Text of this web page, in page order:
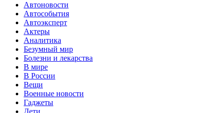
Автоновости
Автособытия
Автоэксперт
Актеры
Аналитика
Безумный мир
Болезни и лекарства
В мире
В России
Вещи
Военные новости
Гаджеты